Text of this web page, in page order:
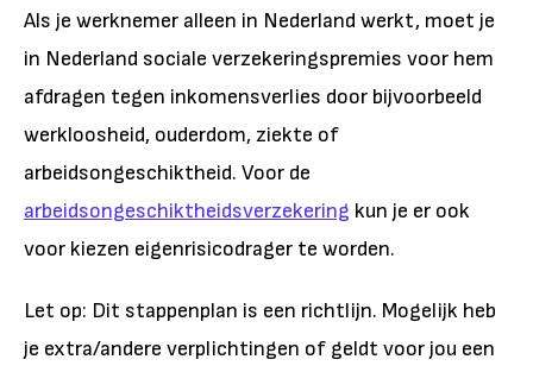
Als je werknemer alleen in Nederland werkt, moet je
in Nederland sociale verzekeringspremies voor hem
afdragen tegen inkomensverlies door bijvoorbeeld
werkloosheid, ouderdom, ziekte of
arbeidsongeschiktheid. Voor de
arbeidsongeschiktheidsverzekering kun je er ook
voor kiezen eigenrisicodrager te worden.
Let op: Dit stappenplan is een richtlijn. Mogelijk heb
je extra/andere verplichtingen of geldt voor jou een